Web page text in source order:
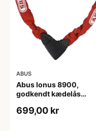
ABUS
Abus Ionus 8900,
godkendt kædelås
699,00 kr